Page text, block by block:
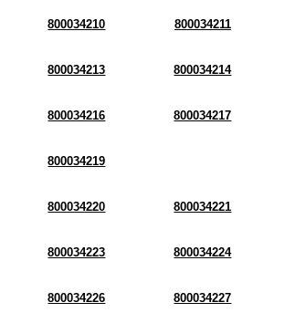
800034210 800034211
800034213 800034214
800034216 800034217
800034219
800034220 800034221
800034223 800034224
800034226 800034227